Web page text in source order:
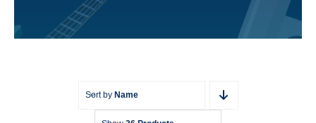
News
Sort by Name